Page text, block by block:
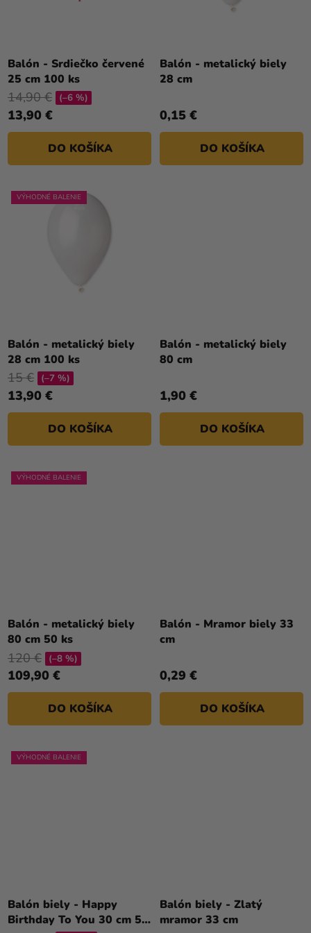
T
O
V
Balón - Srdiečko červené
25 cm 100 ks
13,90 €
14,90 € (–6 %)
DO KOŠÍKA
Balón - metalický biely
28 cm
0,15 €
DO KOŠÍKA
VÝHODNÉ BALENIE
Balón - metalický biely
28 cm 100 ks
13,90 €
15 € (–7 %)
DO KOŠÍKA
Balón - metalický biely
80 cm
1,90 €
DO KOŠÍKA
VÝHODNÉ BALENIE
Balón - metalický biely
80 cm 50 ks
109,90 €
120 € (–8 %)
DO KOŠÍKA
Balón - Mramor biely 33
cm
0,29 €
DO KOŠÍKA
VÝHODNÉ BALENIE
Balón biely - Happy
Birthday To You 30 cm 50
Balón biely - Zlatý
mramor 33 cm